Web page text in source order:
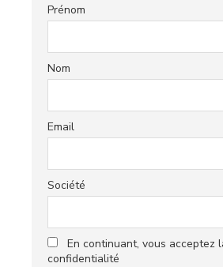
Prénom
Nom
Email
Société
En continuant, vous acceptez
confidentialité